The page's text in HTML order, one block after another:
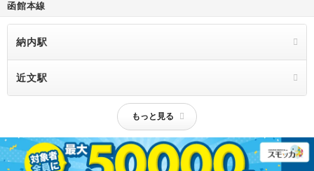
函館本線
納内駅
近文駅
もっと見る